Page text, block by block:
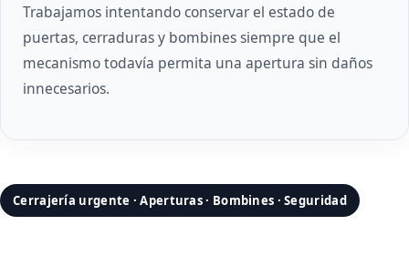
Trabajamos intentando conservar el estado de
puertas, cerraduras y bombines siempre que el
mecanismo todavía permita una apertura sin daños
innecesarios.
Cerrajería urgente · Aperturas · Bombines · Seguridad